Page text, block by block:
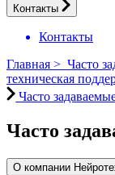
Контакты
Контакты
Главная > Часто
техническая
Часто
Часто
О компании